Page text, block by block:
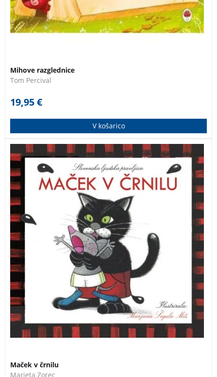
Mihove razglednice
Tom Percival
19,95€
V košarico
Maček v črnilu je štajerska ljudska pravljica o mačku,
ki je padel v črnilo. Miši so menile, da bo poslej
drugačen in jih ne bo več preganjal. So imele prav, ali
so se uštele?
Maček v črnilu
Marjeta Zorec